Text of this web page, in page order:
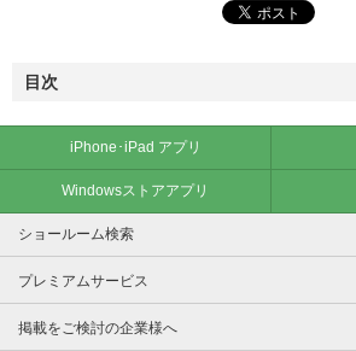
目次
iPhone･iPad アプリ
Windowsストアアプリ
ショールーム検索
プレミアムサービス
掲載をご検討の企業様へ